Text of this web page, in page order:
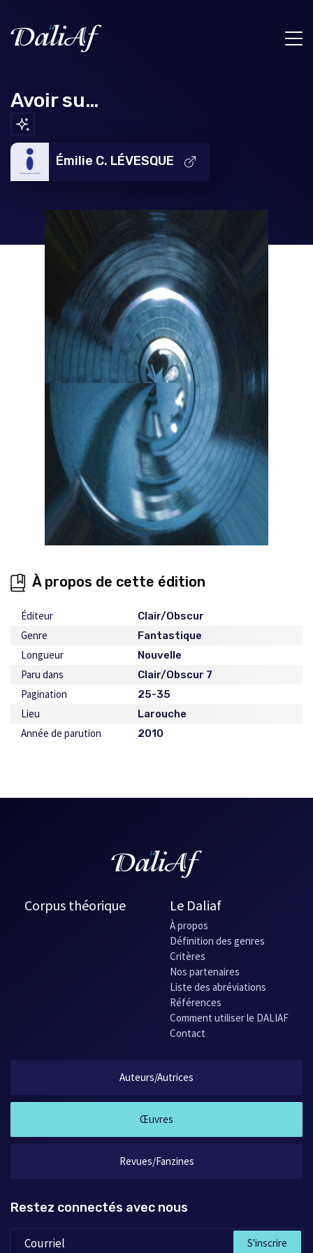
Avoir su…
Émilie C. LÉVESQUE
À propos de cette édition
Éditeur Clair/Obscur
Genre Fantastique
Longueur Nouvelle
Paru dans Clair/Obscur 7
Pagination 25-35
Lieu Larouche
Année de parution 2010
Corpus théorique Le Daliaf
À propos
Définition des genres
Critères
Nos partenaires
Liste des abréviations
Références
Comment utiliser le DALIAF
Contact
Auteurs/Autrices
Œuvres
Revues/Fanzines
Restez connectés avec nous
S'inscrire